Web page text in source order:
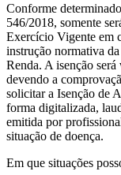
Conforme
546/2018, somente
Exercício Vigente em
instrução normativa
Renda. A isenção
devendo a
solicitar a Isenção de
forma digitalizada,
emitida por
situação de doença.
Em que situações